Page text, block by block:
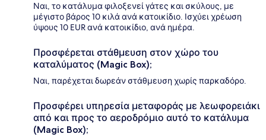
Ναι, το κατάλυμα φιλοξενεί γάτες και σκύλους, με
μέγιστο βάρος 10 κιλά ανά κατοικίδιο. Ισχύει χρέωση
ύψους 10 EUR ανά κατοικίδιο, ανά ημέρα.
Προσφέρεται στάθμευση στον χώρο του
καταλύματος (Magic Box);
Ναι, παρέχεται δωρεάν στάθμευση χωρίς παρκαδόρο.
Προσφέρει υπηρεσία μεταφοράς με λεωφορειάκι
από και προς το αεροδρόμιο αυτό το κατάλυμα
(Magic Box);